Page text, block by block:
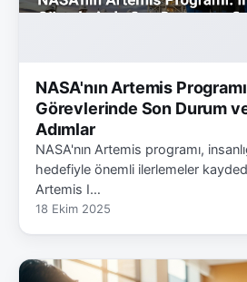
NASA'nın Artemis
Görevlerinde Son Durum
Adımlar
NASA'nın Artemis programı,
hedefiyle önemli ilerlemeler
Artemis I…
18 Ekim 2025